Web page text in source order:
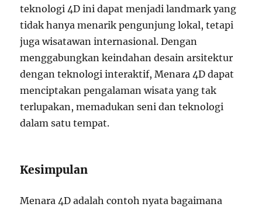
teknologi 4D ini dapat menjadi landmark yang
tidak hanya menarik pengunjung lokal, tetapi
juga wisatawan internasional. Dengan
menggabungkan keindahan desain arsitektur
dengan teknologi interaktif, Menara 4D dapat
menciptakan pengalaman wisata yang tak
terlupakan, memadukan seni dan teknologi
dalam satu tempat.
Kesimpulan
Menara 4D adalah contoh nyata bagaimana